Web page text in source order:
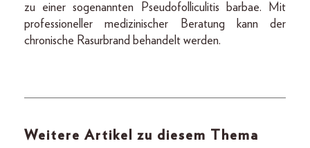
zu einer sogenannten Pseudofolliculitis barbae. Mit
professioneller medizinischer Beratung kann der
chronische Rasurbrand behandelt werden.
Weitere Artikel zu diesem Thema